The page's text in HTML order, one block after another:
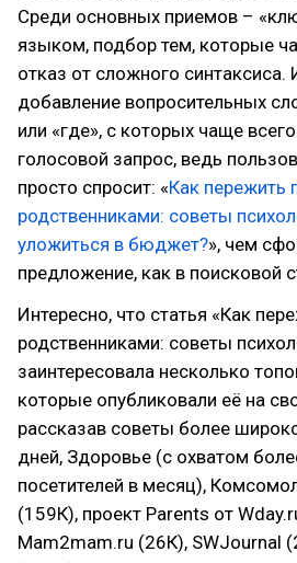
Среди основных приемов –
языком, подбор тем, которые
отказ от сложного синтаксиса.
добавление вопросительных
или «где», с которых чаще
голосовой запрос, ведь
просто спросит: «Как пережить
родственниками: советы
уложиться в бюджет?», чем
предложение, как в поисковой
Интересно, что статья «Как
родственниками: советы
заинтересовала несколько
которые опубликовали её на
рассказав советы более
дней, Здоровье (с охватом
посетителей в месяц),
(159К), проект Parents от
Mam2mam.ru (26К), SWJournal